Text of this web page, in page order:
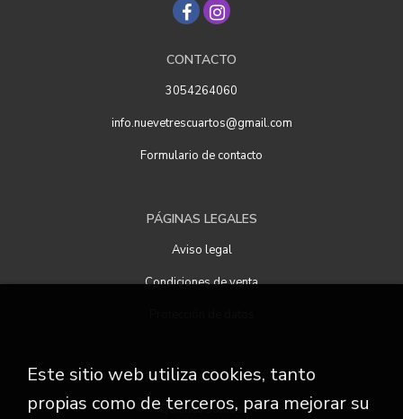
CONTACTO
3054264060
info.nuevetrescuartos@gmail.com
Formulario de contacto
PÁGINAS LEGALES
Aviso legal
Condiciones de venta
ATENCIÓN AL CLIENTE
Quiénes somos
Este sitio web utiliza cookies, tanto
propias como de terceros, para mejorar su